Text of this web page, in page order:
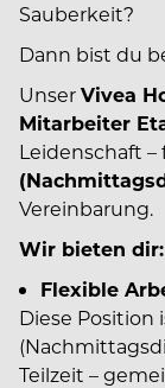
Sauberkeit?
Dann bist du
UnserVivea
Mitarbeiter
Leidenschaft –
Vereinbarung.
Wir bieten dir:
Flexible
Diese Position
Teilzeit –